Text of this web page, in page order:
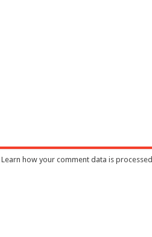
Learn how your comment data is processed